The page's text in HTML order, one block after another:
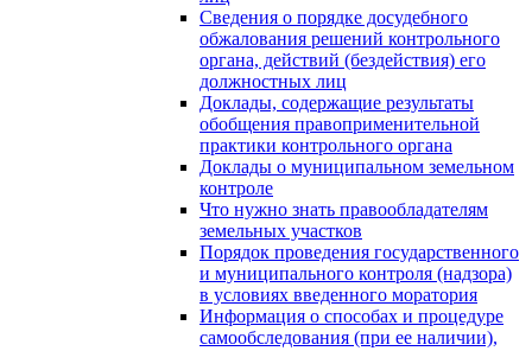
Сведения о порядке досудебного
обжалования решений контрольного
органа, действий (бездействия) его
должностных лиц
Доклады, содержащие результаты
обобщения правоприменительной
практики контрольного органа
Доклады о муниципальном земельном
контроле
Что нужно знать правообладателям
земельных участков
Порядок проведения государственного
и муниципального контроля (надзора)
в условиях введенного моратория
Информация о способах и процедуре
самообследования (при ее наличии),